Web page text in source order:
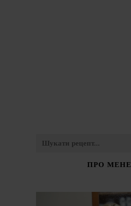
ПРО МЕНЕ